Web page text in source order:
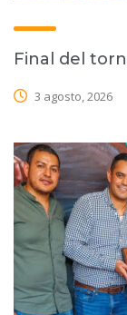
Final del
3 agosto, 2026